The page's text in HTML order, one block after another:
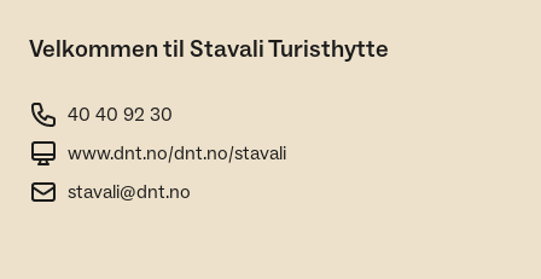
Velkommen til Stavali Turisthytte
40 40 92 30
www.dnt.no/dnt.no/stavali
stavali@dnt.no